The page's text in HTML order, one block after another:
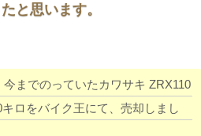
と思います。
までのっていたカワサキ ZRX110
ロをバイク王にて、売却しまし